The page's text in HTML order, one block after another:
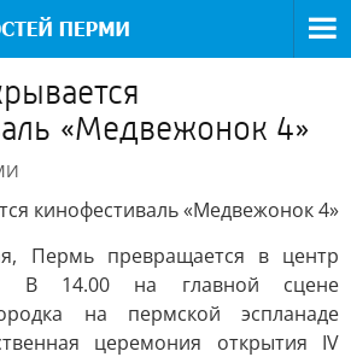
«Медвежонок 4»
кинофестиваль «Медвежонок 4»
Пермь превращается в центр
В 14.00 на главной сцене
на пермской эспланаде
церемония открытия IV